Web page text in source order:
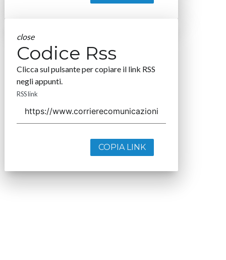
close
Codice Rss
Clicca sul pulsante per copiare il link RSS
negli appunti.
RSS link
COPIA LINK